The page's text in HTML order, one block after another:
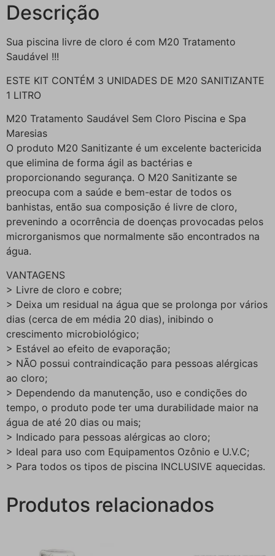
Descrição
Sua piscina livre de cloro é com M20 Tratamento
Saudável !!!
ESTE KIT CONTÉM 3 UNIDADES DE M20 SANITIZANTE
1 LITRO
M20 Tratamento Saudável Sem Cloro Piscina e Spa
Maresias
O produto M20 Sanitizante é um excelente bactericida
que elimina de forma ágil as bactérias e
proporcionando segurança. O M20 Sanitizante se
preocupa com a saúde e bem-estar de todos os
banhistas, então sua composição é livre de cloro,
prevenindo a ocorrência de doenças provocadas pelos
microrganismos que normalmente são encontrados na
água.
VANTAGENS
> Livre de cloro e cobre;
> Deixa um residual na água que se prolonga por vários
dias (cerca de em média 20 dias), inibindo o
crescimento microbiológico;
> Estável ao efeito de evaporação;
> NÃO possui contraindicação para pessoas alérgicas
ao cloro;
> Dependendo da manutenção, uso e condições do
tempo, o produto pode ter uma durabilidade maior na
água de até 20 dias ou mais;
> Indicado para pessoas alérgicas ao cloro;
> Ideal para uso com Equipamentos Ozônio e U.V.C;
> Para todos os tipos de piscina INCLUSIVE aquecidas.
Produtos relacionados